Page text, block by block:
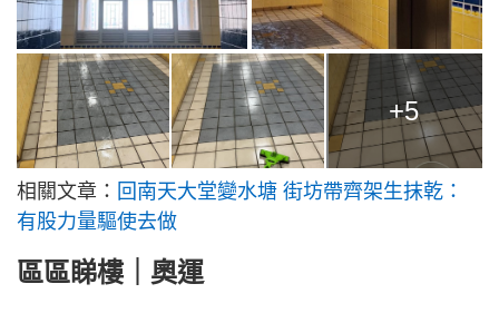
+5
相關文章： 回南天大堂變水塘 街坊帶齊架生抹乾：
有股力量驅使去做
區區睇樓｜奧運